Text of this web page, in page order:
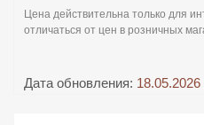
Цена действительна только для
отличаться от цен в розничных
Дата обновления: